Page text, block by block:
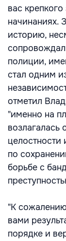
вас
начинаниях.
историю,
полиции,
стал одним
отметил
"именно на
возлагалась
целостности
по
борьбе с
"К
вами
порядке и